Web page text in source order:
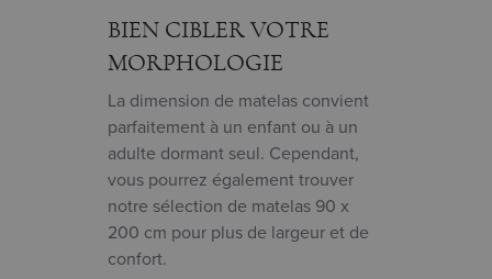
BIEN CIBLER VOTRE
MORPHOLOGIE
La dimension de matelas convient
parfaitement à un enfant ou à un
adulte dormant seul. Cependant,
vous pourrez également trouver
notre sélection de matelas 90 x
200 cm pour plus de largeur et de
confort.